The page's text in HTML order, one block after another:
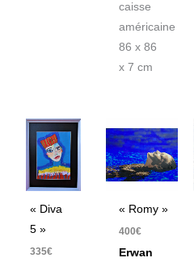
caisse
américaine
86 x 86
x 7 cm
« Diva
5 »
335€
« Romy »
400€
Erwan